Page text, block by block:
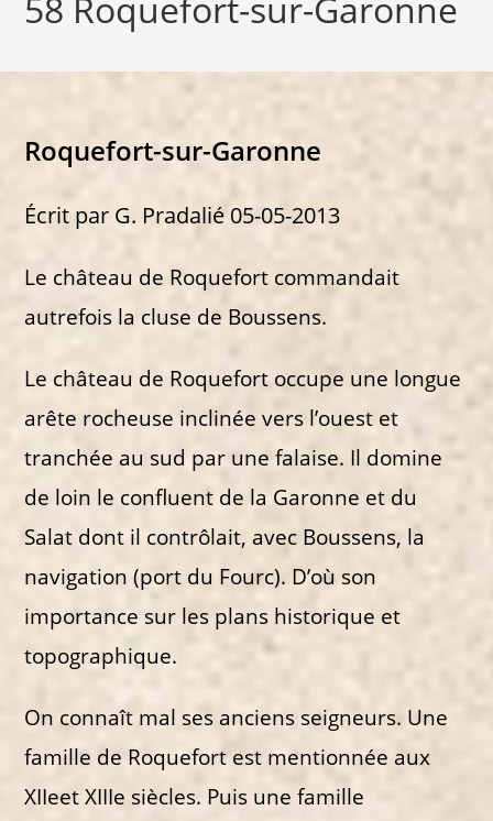
Roquefort-sur-Garonne
Écrit par G. Pradalié 05-05-2013
Le château de Roquefort commandait
autrefois la cluse de Boussens.
Le château de Roquefort occupe une longue
arête rocheuse inclinée vers l’ouest et
tranchée au sud par une falaise. Il domine
de loin le confluent de la Garonne et du
Salat dont il contrôlait, avec Boussens, la
navigation (port du Fourc). D’où son
importance sur les plans historique et
topographique.
On connaît mal ses anciens seigneurs. Une
famille de Roquefort est mentionnée aux
XIIeet XIIIe siècles. Puis une famille